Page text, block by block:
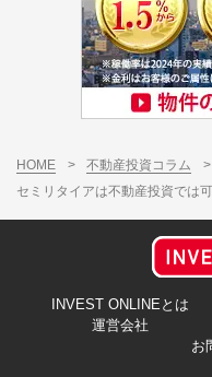
HOME > 不動産投資コラム
>
セミリタイアは不動産投資では
INVEST ONLINEとは
運営会社
お